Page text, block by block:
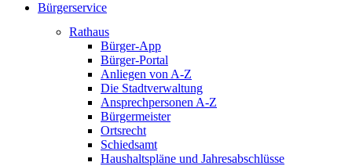
Bürgerservice
Rathaus
Bürger-App
Bürger-Portal
Anliegen von A-Z
Die Stadtverwaltung
Ansprechpersonen A-Z
Bürgermeister
Ortsrecht
Schiedsamt
Haushaltspläne und Jahresabschlüsse